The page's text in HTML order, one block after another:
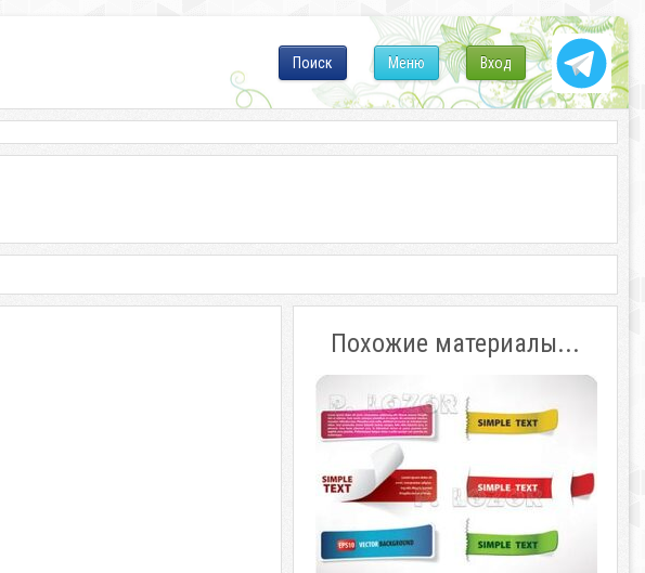
Вход
Меню
Поиск
Похожие материалы...